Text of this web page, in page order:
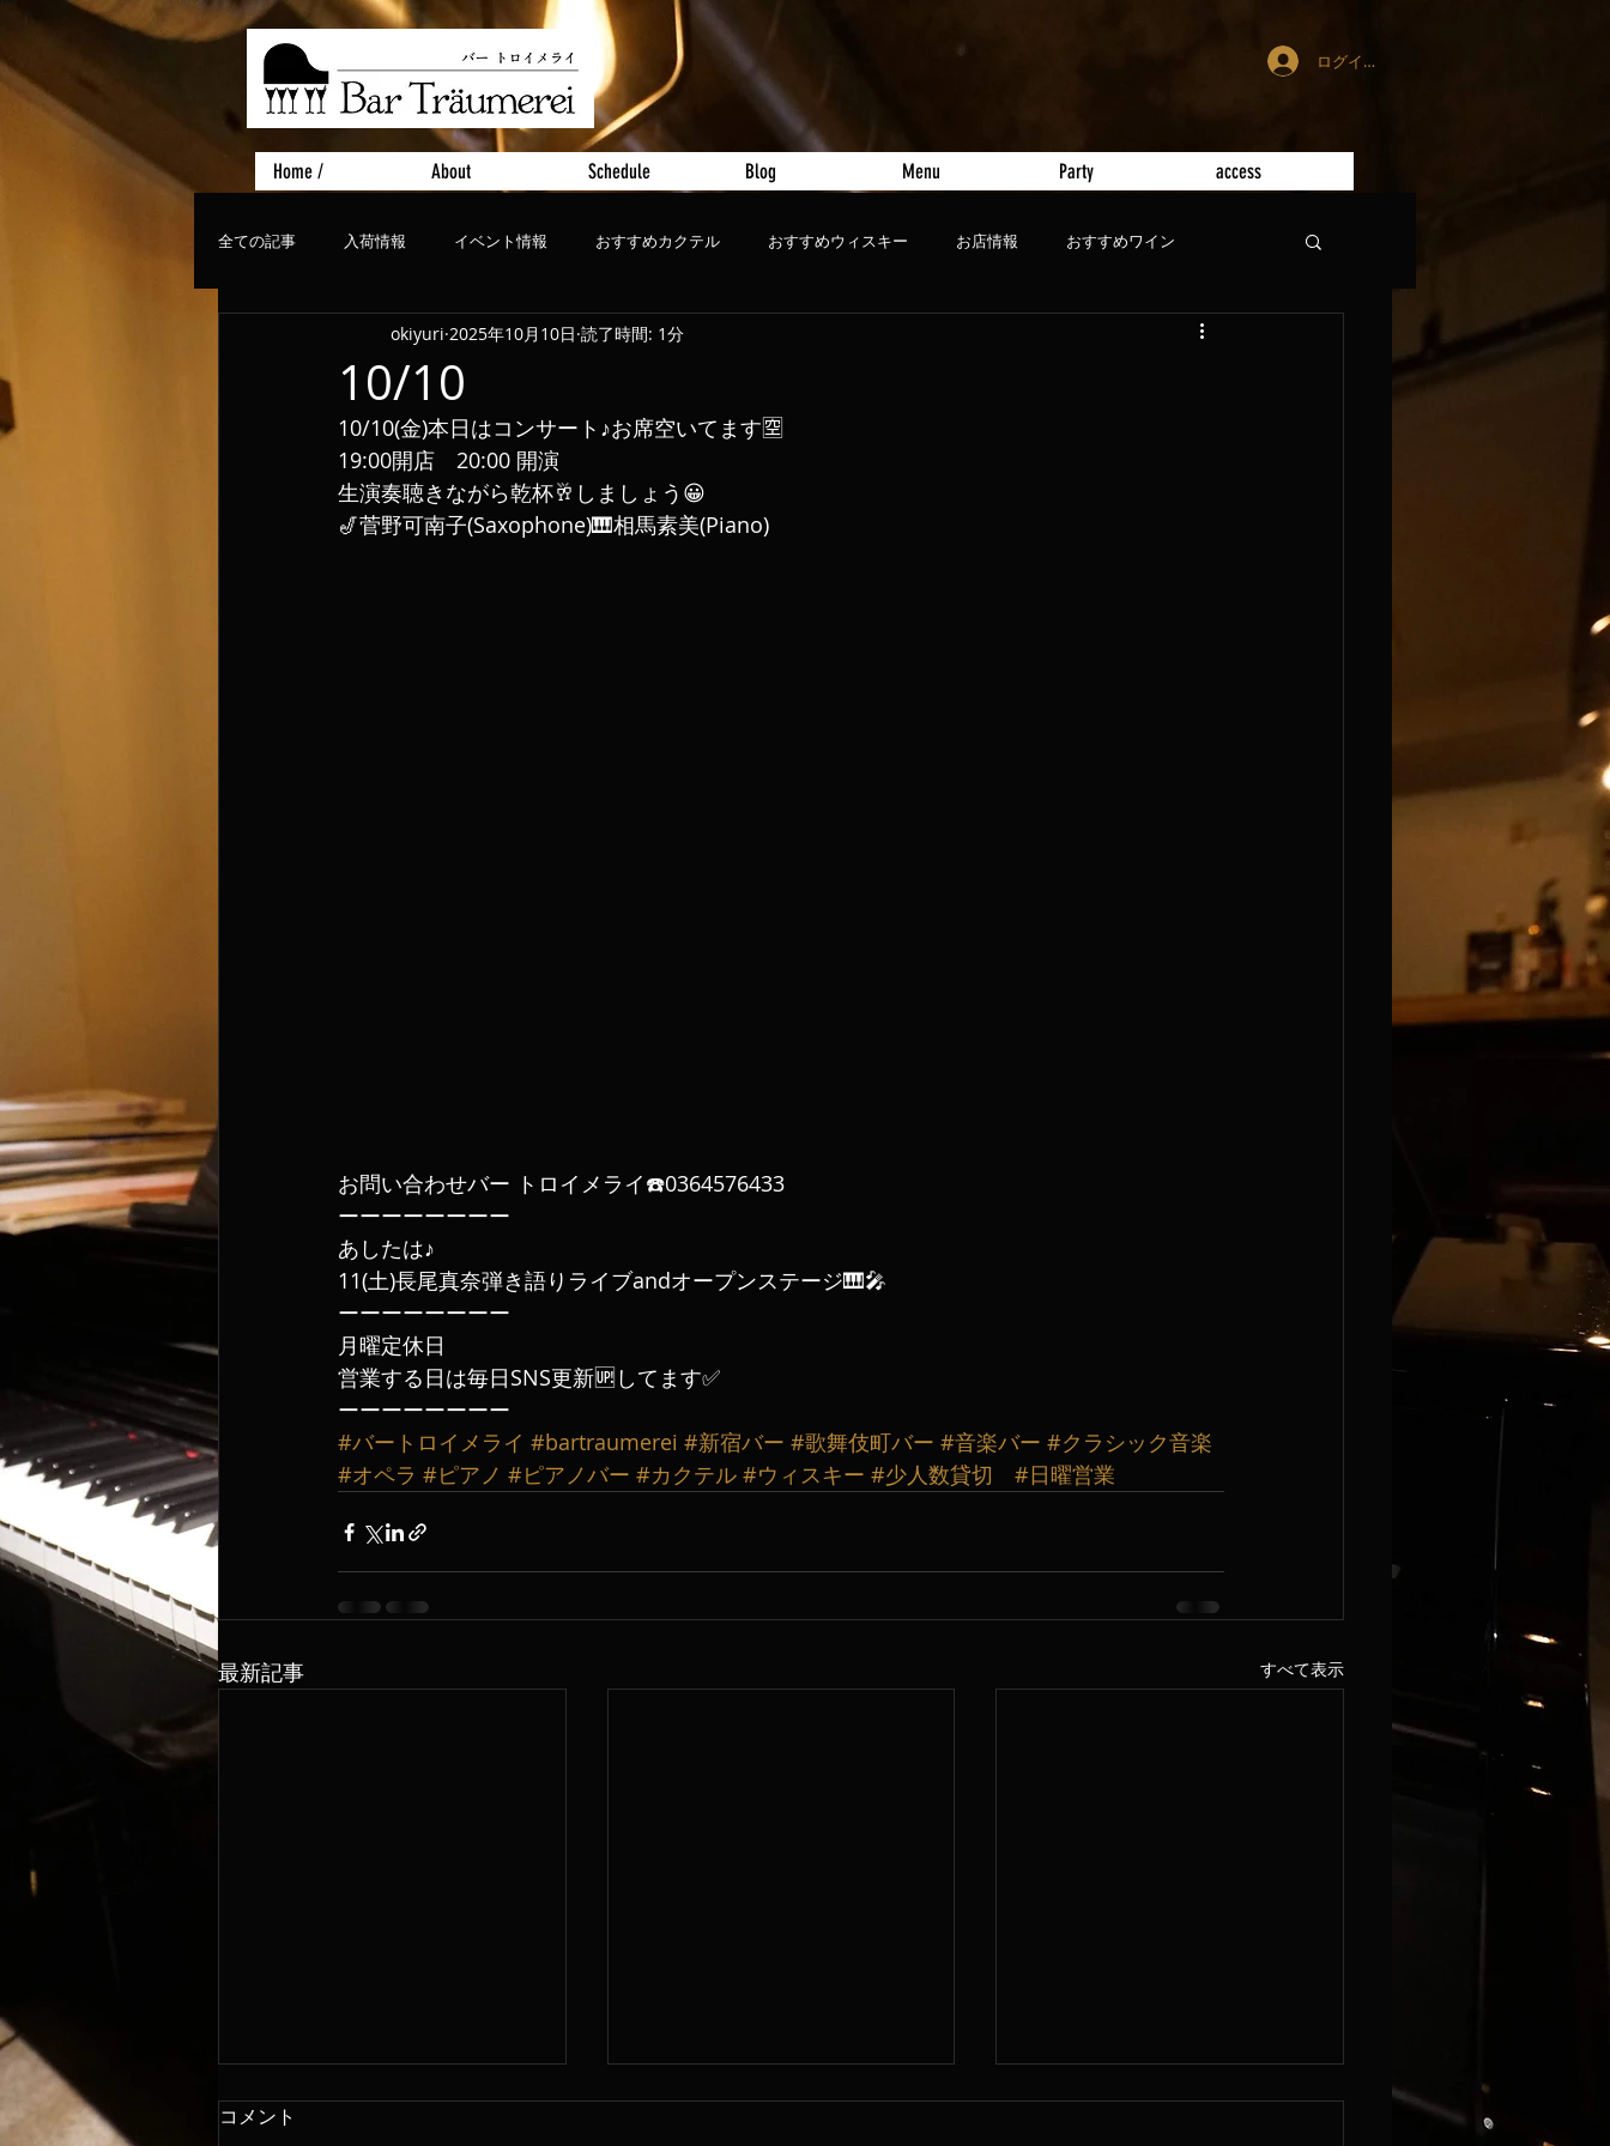
ログイン
Home / About Schedule Blog Menu Party access
全ての記事 入荷情報 イベント情報 おすすめカクテル おすすめウィスキー お店情報 おすすめワイン
ライブ、コンサート おすすめビール
10/10
okiyuri 2025年10月10日 読了時間: 1分
10/10(金)本日はコンサート♪お席空いてます🈳
19:00開店　20:00 開演
生演奏聴きながら乾杯🥂しましょう😀
🎷菅野可南子(Saxophone)🎹相馬素美(Piano)
お問い合わせバー トロイメライ☎️0364576433
ーーーーーーーー
あしたは♪
11(土)長尾真奈弾き語りライブandオープンステージ🎹🎤
ーーーーーーーー
月曜定休日
営業する日は毎日SNS更新🆙してます✅
ーーーーーーーー
#バートロイメライ #bartraumerei #新宿バー #歌舞伎町バー #音楽バー #クラシック音楽
#オペラ #ピアノ #ピアノバー #カクテル #ウィスキー #少人数貸切 #日曜営業
最新記事 すべて表示
コメント